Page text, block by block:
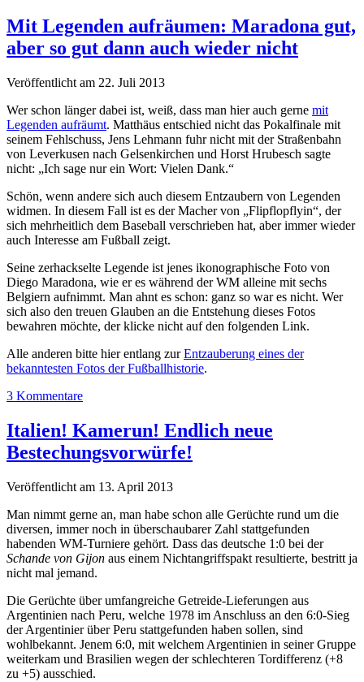
Mit Legenden aufräumen: Maradona gut,
aber so gut dann auch wieder nicht
Veröffentlicht am 22. Juli 2013
Wer schon länger dabei ist, weiß, dass man hier auch gerne mit
Legenden aufräumt. Matthäus entschied nicht das Pokalfinale mit
seinem Fehlschuss, Jens Lehmann fuhr nicht mit der Straßenbahn
von Leverkusen nach Gelsenkirchen und Horst Hrubesch sagte
nicht: „Ich sage nur ein Wort: Vielen Dank.“
Schön, wenn andere sich auch diesem Entzaubern von Legenden
widmen. In diesem Fall ist es der Macher von „Flipflopflyin“, der
sich mehrheitlich dem Baseball verschrieben hat, aber immer wieder
auch Interesse am Fußball zeigt.
Seine zerhackselte Legende ist jenes ikonographische Foto von
Diego Maradona, wie er es während der WM alleine mit sechs
Belgiern aufnimmt. Man ahnt es schon: ganz so war es nicht. Wer
sich also den treuen Glauben an die Entstehung dieses Fotos
bewahren möchte, der klicke nicht auf den folgenden Link.
Alle anderen bitte hier entlang zurEntzauberung eines der
bekanntesten Fotos der Fußballhistorie.
3 Kommentare
Italien! Kamerun! Endlich neue
Bestechungsvorwürfe!
Veröffentlicht am 13. April 2013
Man nimmt gerne an, man habe schon alle Gerüchte rund um die
diversen, immer noch in überschaubarer Zahl stattgefunden
habenden WM-Turniere gehört. Dass das deutsche 1:0 bei der
Schande von Gijon aus einem Nichtangriffspakt resultierte, bestritt ja
nicht mal jemand.
Die Gerüchte über umfangreiche Getreide-Lieferungen aus
Argentinien nach Peru, welche 1978 im Anschluss an den 6:0-Sieg
der Argentinier über Peru stattgefunden haben sollen, sind
wohlbekannt. Jenem 6:0, mit welchem Argentinien in seiner Gruppe
weiterkam und Brasilien wegen der schlechteren Tordifferenz (+8
zu +5) ausschied.